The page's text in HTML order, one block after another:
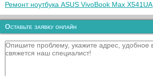
Ремонт ноутбука ASUS VivoBook Max X541UA
Оставьте заявку онлайн